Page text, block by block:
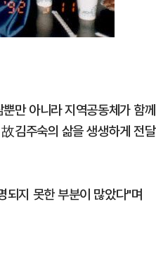
만 아니라 지역공동체가 함께
김주숙의 삶을 생생하게 전달
되지 못한 부분이 많았다"며